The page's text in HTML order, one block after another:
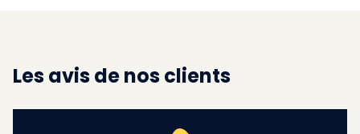
Les avis de nos clients